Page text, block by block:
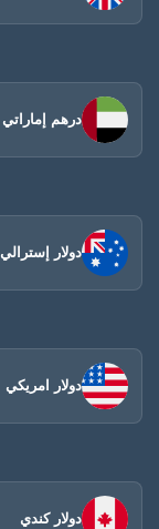
درهم إماراتي
دولار إسترالي
دولار امريكي
دولار كندي